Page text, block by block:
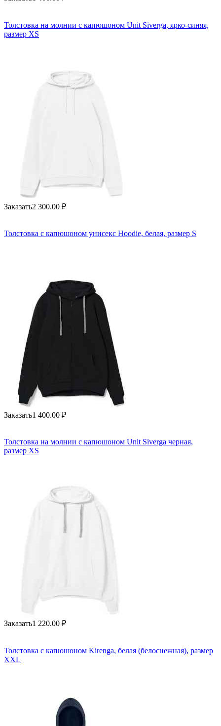
Толстовка на молнии с капюшоном Unit Siverga, ярко-синяя,
размер XS
Заказать2 300.00 ₽
Толстовка с капюшоном унисекс Hoodie, белая, размер S
Заказать1 400.00 ₽
Толстовка на молнии с капюшоном Unit Siverga черная,
размер XS
Заказать1 220.00 ₽
Толстовка с капюшоном Kirenga, белая (белоснежная), размер
XXL